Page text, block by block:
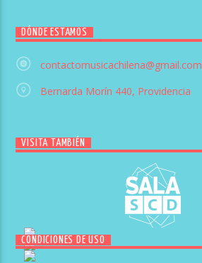
DÓNDE ESTAMOS
contactomusicachilena@gmail.com
Bernarda Morín 440, Providencia
VISITA TAMBIÉN
CONDICIONES DE USO